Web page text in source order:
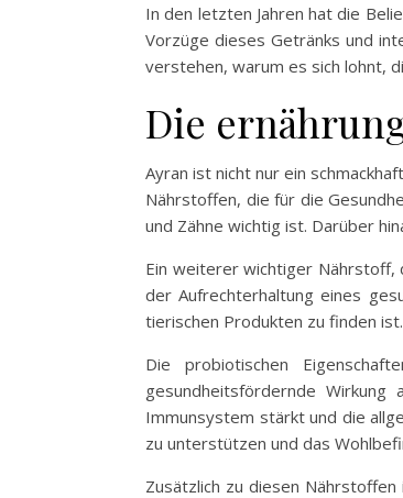
In den letzten Jahren hat die
Vorzüge dieses Getränks und
verstehen, warum es sich lohnt,
Die
Ayran ist nicht nur ein
Nährstoffen, die für die
und Zähne wichtig ist. Darüber
Ein weiterer wichtiger Nährstoff,
der Aufrechterhaltung eines
tierischen Produkten zu finden ist.
Die probiotischen
gesundheitsfördernde
Immunsystem stärkt und die
zu unterstützen und das
Zusätzlich zu diesen